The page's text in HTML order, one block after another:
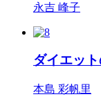
永吉 峰子
ダイエッ
本島 彩帆里